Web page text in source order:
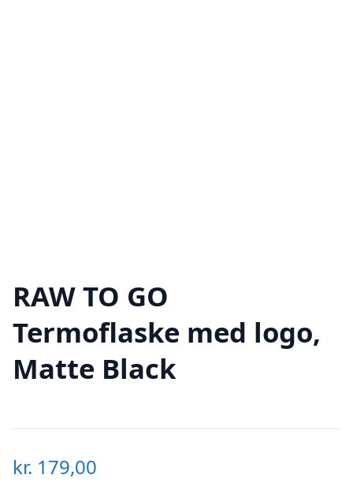
RAW TO GO
Termoflaske med logo,
Matte Black
kr. 179,00